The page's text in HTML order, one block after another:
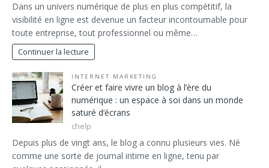
Dans un univers numérique de plus en plus compétitif, la
visibilité en ligne est devenue un facteur incontournable pour
toute entreprise, tout professionnel ou même…
Continuer la lecture
INTERNET MARKETING
Créer et faire vivre un blog à l’ère du
numérique : un espace à soi dans un monde
saturé d’écrans
chelp
Depuis plus de vingt ans, le blog a connu plusieurs vies. Né
comme une sorte de journal intime en ligne, tenu par